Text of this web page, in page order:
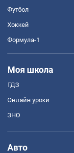
Футбол
Хоккей
Формула-1
Моя школа
ГДЗ
Онлайн уроки
ЗНО
Авто